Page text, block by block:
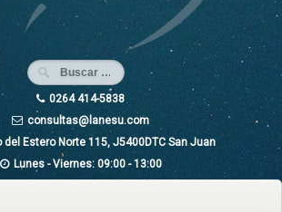
0264 414-5838
consultas@lanesu.com
del Estero Norte 115, J5400DTC San Juan
Lunes - Viernes: 09:00 - 13:00